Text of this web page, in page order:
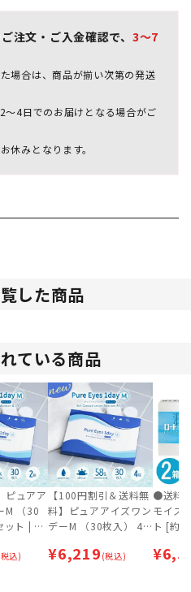
注文・ご入金確認で、 3～7
場合は、商品が揃い次第の発送
4日でのお届けとなる場合がご
休みとなります。
した商品
ている商品
ピュアア
M （30
ット | 1
専用
込)
【100円割引＆送料無
料】ピュアアイズワン
デーM （30枚入） 4
イプ | ワンデー 【ネ
¥6,219 (税込)
●送料
モイス
ト [約3
¥